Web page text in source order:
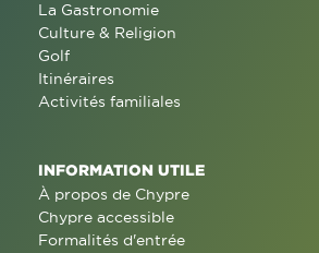
La Gastronomie
Culture & Religion
Golf
Itinéraires
Activités familiales
INFORMATION UTILE
À propos de Chypre
Chypre accessible
Formalités d'entrée